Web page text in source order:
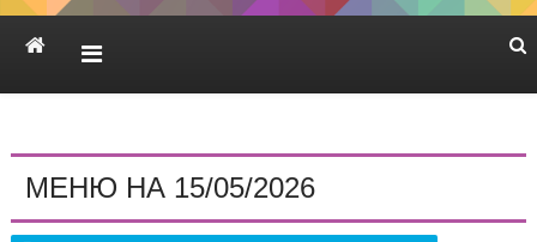
МЕНЮ НА 15/05/2026